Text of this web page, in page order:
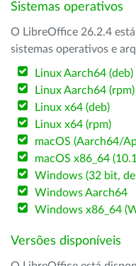
Sistemas operativos
O LibreOffice 26.2.4
sistemas operativos e
Linux Aarch64 (deb)
Linux Aarch64 (rpm)
Linux x64 (deb)
Linux x64 (rpm)
macOS (Aarch64/
macOS x86_64
Windows (32 bit,
Windows Aarch64
Windows x86_64
Versões disponíveis